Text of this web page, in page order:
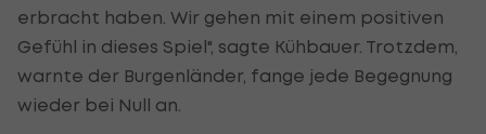
erbracht haben. Wir gehen mit einem positiven
Gefühl in dieses Spiel", sagte Kühbauer. Trotzdem,
warnte der Burgenländer, fange jede Begegnung
wieder bei Null an.